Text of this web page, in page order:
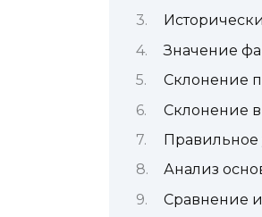
Значение
Склонение
Склонение
Анализ
Сравнение